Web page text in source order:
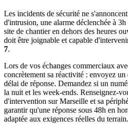
Les incidents de sécurité ne
d'intrusion, une alarme déclenchée à
site de chantier en dehors des heures
doit être joignable et capable
7.
Lors de vos échanges commerciaux
concrètement sa réactivité : envoyez
délai de réponse. Demandez si un
la nuit et les week-ends. Renseignez-
d'intervention sur Marseille et sa
garantir qu'une réponse sous 48h en
adaptée aux exigences réelles du terrain.